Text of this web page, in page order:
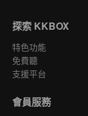
探索 KKBOX
特色功能
免費聽
支援平台
會員服務